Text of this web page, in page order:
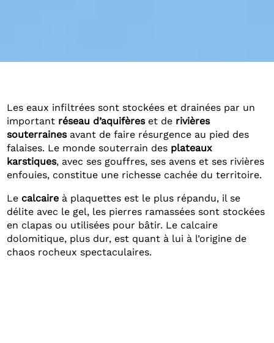
Les eaux infiltrées sont stockées et drainées par un
important réseau d’aquifèreset de rivières
souterrainesavant de faire résurgence au pied des
falaises. Le monde souterrain des plateaux
karstiques, avec ses gouffres, ses avens et ses rivières
enfouies, constitue une richesse cachée du territoire.
Le calcaire à plaquettes est le plus répandu, il se
délite avec le gel, les pierres ramassées sont stockées
en clapas ou utilisées pour bâtir. Le calcaire
dolomitique, plus dur, est quant à lui à l’origine de
chaos rocheux spectaculaires.